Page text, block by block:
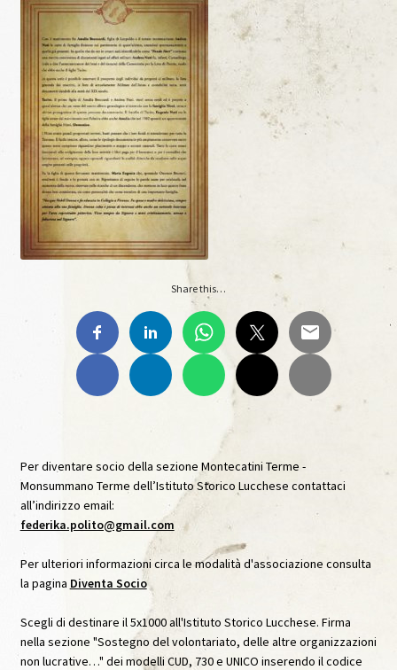
Materiale Scuola-Lavoro Liceo “C. Lorenzini”
Anno Scolastico 2017/2018
Materiale Scuola-Lavoro Liceo “C. Lorenzini”
Ante Litteram
Ante Litteram, 1, 2018
Ante Litteram, 3, 2026
Archivi Multimediali
Archivio Video
Audioguida Le carte Svelate
Audioguida Venturi
Caffè Storico
Share this…
Per diventare socio della sezione Montecatini Terme -
Monsummano Terme dell’Istituto Storico Lucchese contattaci
all’indirizzo email:
federika.polito@gmail.com
Per ulteriori informazioni circa le modalità d'associazione consulta
la pagina Diventa Socio
Scegli di destinare il 5x1000 all'Istituto Storico Lucchese. Firma
nella sezione "Sostegno del volontariato, delle altre organizzazioni
non lucrative…" dei modelli CUD, 730 e UNICO inserendo il codice